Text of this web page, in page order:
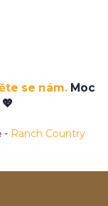
se nám. Moc
- Ranch Country